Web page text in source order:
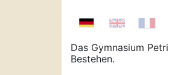
Das Gymnasium
Bestehen.